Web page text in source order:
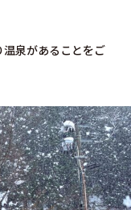
泉があることをご